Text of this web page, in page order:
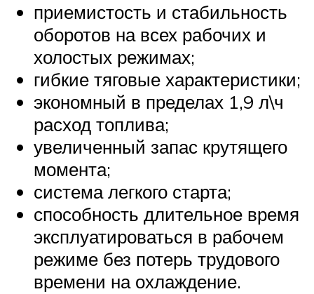
приемистость и стабильность
оборотов на всех рабочих и
холостых режимах;
гибкие тяговые характеристики;
экономный в пределах 1,9 л\ч
расход топлива;
увеличенный запас крутящего
момента;
система легкого старта;
способность длительное время
эксплуатироваться в рабочем
режиме без потерь трудового
времени на охлаждение.